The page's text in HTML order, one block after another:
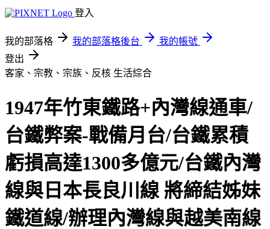
登入
我的部落格 我的部落格後台
我的帳號
登出
客家、宗教、宗族、反核 生活綜合
1947年竹東鐵路+內灣線通車/
台鐵弊案-戰備月台/台鐵累積
虧損高達1300多億元/台鐵內灣
線與日本長良川線 將締結姊妹
鐵道線/辦理內灣線與越美南線